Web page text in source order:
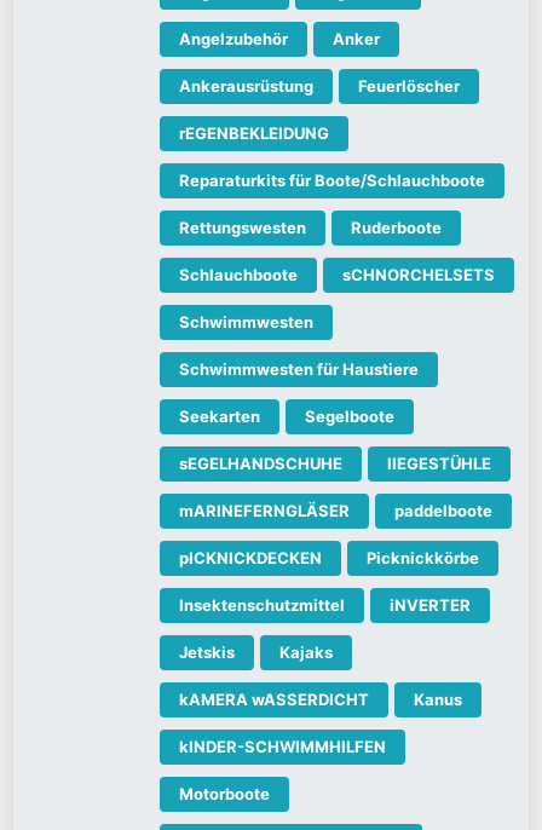
Angelzubehör Anker
Ankerausrüstung Feuerlöscher
rEGENBEKLEIDUNG
Reparaturkits für Boote/Schlauchboote
Rettungswesten Ruderboote
Schlauchboote sCHNORCHELSETS
Schwimmwesten
Schwimmwesten für Haustiere
Seekarten Segelboote
sEGELHANDSCHUHE lIEGESTÜHLE
mARINEFERNGLÄSER paddelboote
pICKNICKDECKEN Picknickkörbe
Insektenschutzmittel iNVERTER
Jetskis Kajaks
kAMERA wASSERDICHT Kanus
kINDER-SCHWIMMHILFEN
Motorboote